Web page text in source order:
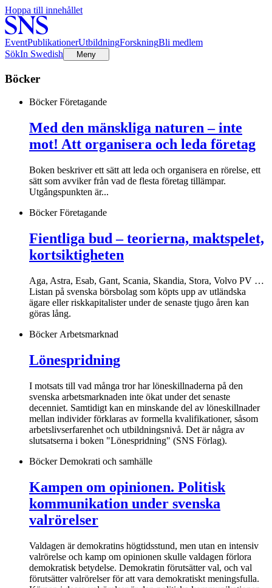
Hoppa till innehållet
EventPublikationerUtbildningForskningBli medlem
SökIn Swedish Meny
Böcker
Böcker Företagande
Med den mänskliga naturen – inte
mot! Att organisera och leda företag
Boken beskriver ett sätt att leda och organisera en rörelse, ett
sätt som avviker från vad de flesta företag tillämpar.
Utgångspunkten är...
Böcker Företagande
Fientliga bud – teorierna, maktspelet,
kortsiktigheten
Aga, Astra, Esab, Gant, Scania, Skandia, Stora, Volvo PV …
Listan på svenska börsbolag som köpts upp av utländska
ägare eller riskkapitalister under de senaste tjugo åren kan
göras lång.
Böcker Arbetsmarknad
Lönespridning
I motsats till vad många tror har löneskillnaderna på den
svenska arbetsmarknaden inte ökat under det senaste
decenniet. Samtidigt kan en minskande del av löneskillnader
mellan individer förklaras av formella kvalifikationer, såsom
arbetslivserfarenhet och utbildningsnivå. Det är några av
slutsatserna i boken "Lönespridning" (SNS Förlag).
Böcker Demokrati och samhälle
Kampen om opinionen. Politisk
kommunikation under svenska
valrörelser
Valdagen är demokratins högtidsstund, men utan en intensiv
valrörelse och kamp om opinionen skulle valdagen förlora
demokratisk betydelse. Demokratin förutsätter val, och val
förutsätter valrörelser för att vara demokratiskt meningsfulla.